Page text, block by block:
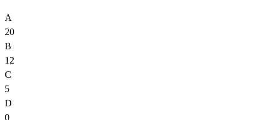
A
20
B
12
C
5
D
0